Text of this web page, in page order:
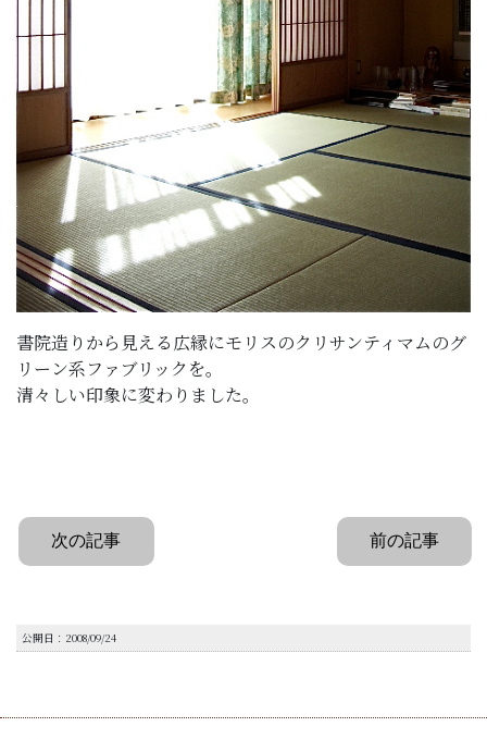
書院造りから見える広縁にモリスのクリサンティマムのグ
リーン系ファブリックを。
清々しい印象に変わりました。
次の記事 前の記事
公開日：2008/09/24